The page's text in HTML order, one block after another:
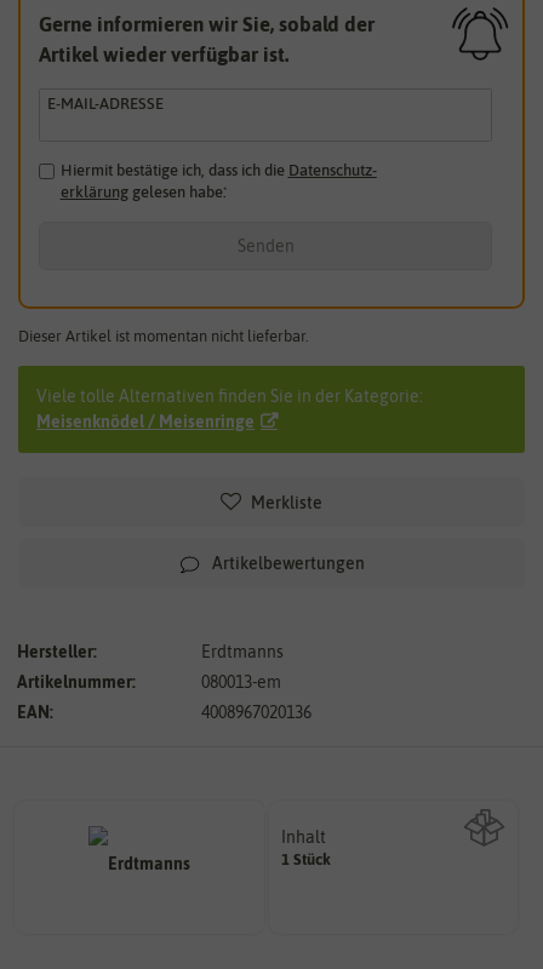
Gerne informieren wir Sie, sobald der
Artikel wieder verfügbar ist.
E-MAIL-ADRESSE
Hiermit bestätige ich, dass ich die Daten­schutz­
erklärunggelesen habe.*
Senden
Dieser Artikel ist momentan nicht lieferbar.
Viele tolle Alternativen finden Sie in der Kategorie:
Meisenknödel / Meisenringe
Merkliste
Artikelbewertungen
Hersteller:
Erdtmanns
Artikelnummer:
080013-em
EAN:
4008967020136
Inhalt
1 StückWie viel ist enthalten